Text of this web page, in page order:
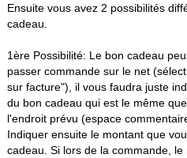
Ensuite vous avez 2 possibilités
cadeau.
1ère Possibilité: Le bon cadeau
passer commande sur le net
sur facture"), il vous faudra juste
du bon cadeau qui est le même
l'endroit prévu (espace
Indiquer ensuite le montant que
cadeau. Si lors de la commande,